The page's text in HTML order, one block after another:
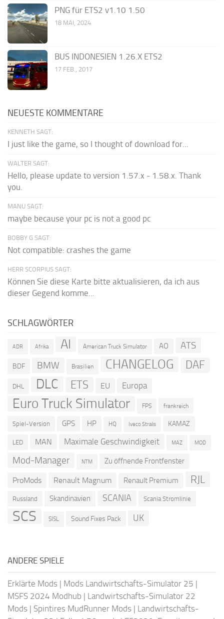
PNG für ETS2 v1.10 1.50
18 MAI, 2024
BUS INDONESIEN 1.26.X ETS2
17 FEB., 2017
NEUESTE KOMMENTARE
KENNETH SAGT:
I just like the game, so I thought of download for...
WALTER SAGT:
Hello, please update to version 1.57.x - 1.58.x. Thank
you.
MANU SAGT:
maybe because your pc is not a good pc
BOBBY G SAGT:
Not compatible: crashes the game
HERR SCORPIUS SAGT:
Können Sie diese Karte bitte aktualisieren, da ich aus
dieser Gegend komme...
SCHLAGWÖRTER
ADR Afrika AI American Truck Simulator AO ATS
BDF BMW Brasilien CHANGELOG DAF
DHL DLC ETS EU Europa
Euro Truck Simulator FPS frankreich
Spiel-Version GPS HP HQ Iveco Stralis KAMAZ
LED MAN Maximale Geschwindigkeit MAZ MOD
Mod-Manager NTM Zu öffnende Frontfenster
ProMods Renault Magnum Renault Premium RJL
Russland Skandinavien SCANIA Scania Stromlinie
SCS SISL Sound Fixes Pack UK
ANDERE SPIELE
Erklärte Mods | Mods Landwirtschafts-Simulator 25 |
MSFS 2024 Modhub | Landwirtschafts-Simulator 22
Mods | Spintires MudRunner Mods | Landwirtschafts-